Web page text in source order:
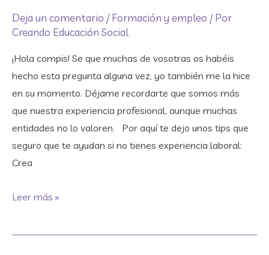
Deja un comentario /Formación y empleo / Por
Creando Educación Social
¡Hola compis! Se que muchas de vosotras os habéis
hecho esta pregunta alguna vez, yo también me la hice
en su momento. Déjame recordarte que somos más
que nuestra experiencia profesional, aunque muchas
entidades no lo valoren. Por aquí te dejo unos tips que
seguro que te ayudan si no tienes experiencia laboral:
Crea
experiencia
laboral?
Leer más »